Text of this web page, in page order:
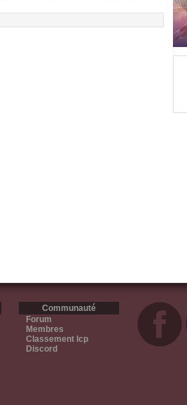
Communauté
Forum
Membres
Classement Icp
Discord